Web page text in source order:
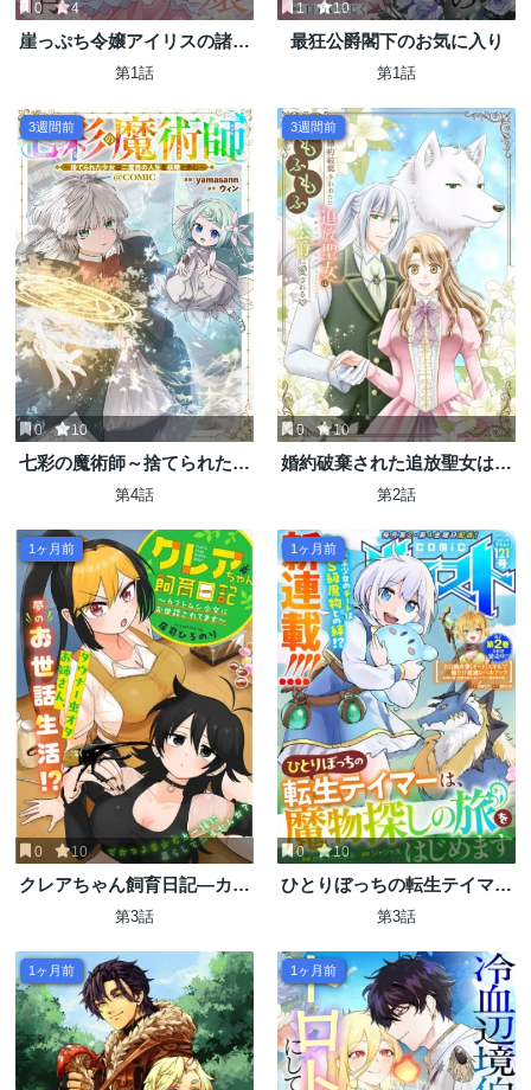
0 4
崖っぷち令嬢アイリスの諸事
情～成り行きで魔王伯爵家の
第1話
1 10
最狂公爵閣下のお気に入り
第1話
3週間前
0 10
七彩の魔術師～捨てられた少
女は二度目の人生を妖精と歩
第4話
3週間前
0 10
婚約破棄された追放聖女は、
もふもふ公爵に愛される
第2話
1ヶ月前
0 10
クレアちゃん飼育日記―カブ
トムシ少女にお世話されてま
第3話
1ヶ月前
0 10
ひとりぼっちの転生テイマー
は、魔物探しの旅をはじめま
第3話
1ヶ月前 1ヶ月前